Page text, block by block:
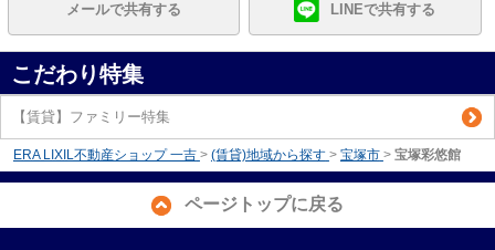
メールで共有する LINEで共有する
こだわり特集
【賃貸】ファミリー特集
ERA LIXIL不動産ショップ 一吉 > (賃貸)地域から探す > 宝塚市 > 宝塚彩悠館
ページトップに戻る